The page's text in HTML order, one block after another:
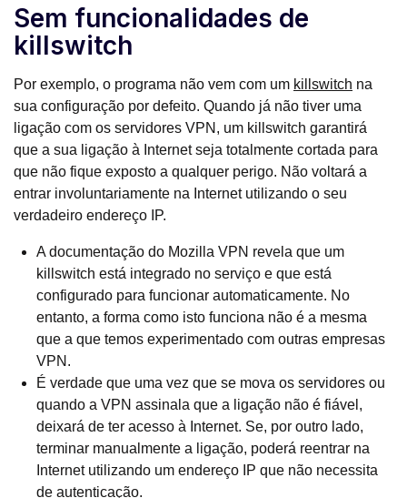
Sem funcionalidades de
killswitch
Por exemplo, o programa não vem com um killswitch na
sua configuração por defeito. Quando já não tiver uma
ligação com os servidores VPN, um killswitch garantirá
que a sua ligação à Internet seja totalmente cortada para
que não fique exposto a qualquer perigo. Não voltará a
entrar involuntariamente na Internet utilizando o seu
verdadeiro endereço IP.
A documentação do Mozilla VPN revela que um
killswitch está integrado no serviço e que está
configurado para funcionar automaticamente. No
entanto, a forma como isto funciona não é a mesma
que a que temos experimentado com outras empresas
VPN.
É verdade que uma vez que se mova os servidores ou
quando a VPN assinala que a ligação não é fiável,
deixará de ter acesso à Internet. Se, por outro lado,
terminar manualmente a ligação, poderá reentrar na
Internet utilizando um endereço IP que não necessita
de autenticação.